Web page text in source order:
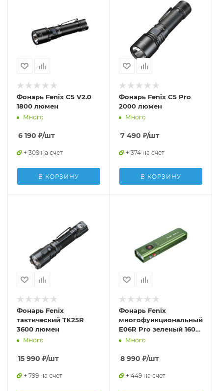
Фонарь Fenix C5 V2.0
1800 люмен
Много
6 190 ₽/шт
+ 309 на счет
В КОРЗИНУ
Фонарь Fenix C5 Pro
2000 люмен
Много
7 490 ₽/шт
+ 374 на счет
В КОРЗИНУ
Фонарь Fenix
тактический TK25R
3600 люмен
Много
15 990 ₽/шт
+ 799 на счет
Фонарь Fenix
многофункциональный
E06R Pro зеленый 1600
люмен
Много
8 990 ₽/шт
+ 449 на счет